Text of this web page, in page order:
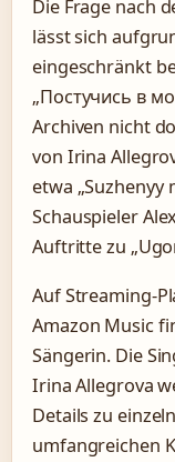
Die Frage nach
lässt sich
eingeschränkt
„Постучись в
Archiven nicht
von Irina
etwa „Suzhenyy
Schauspieler
Auftritte zu
Auf Streaming-
Amazon Music
Sängerin. Die
Irina Allegrova
Details zu
umfangreichen